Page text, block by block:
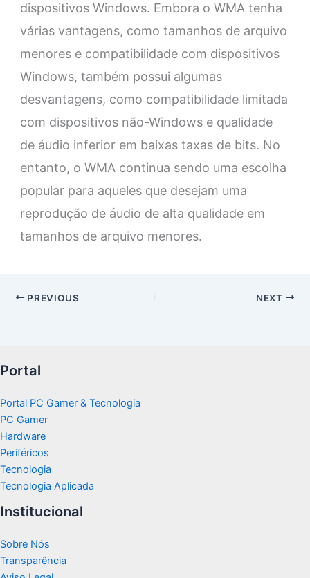
dispositivos Windows. Embora o WMA tenha
várias vantagens, como tamanhos de arquivo
menores e compatibilidade com dispositivos
Windows, também possui algumas
desvantagens, como compatibilidade limitada
com dispositivos não-Windows e qualidade
de áudio inferior em baixas taxas de bits. No
entanto, o WMA continua sendo uma escolha
popular para aqueles que desejam uma
reprodução de áudio de alta qualidade em
tamanhos de arquivo menores.
PREVIOUS NEXT
Portal
Portal PC Gamer & Tecnologia
PC Gamer
Hardware
Periféricos
Tecnologia
Tecnologia Aplicada
Institucional
Sobre Nós
Transparência